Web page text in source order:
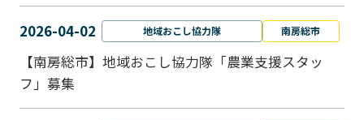
2026-04-02 地域おこし協力隊 南房総市
【南房総市】地域おこし協力隊「農業支援スタッ
フ」募集